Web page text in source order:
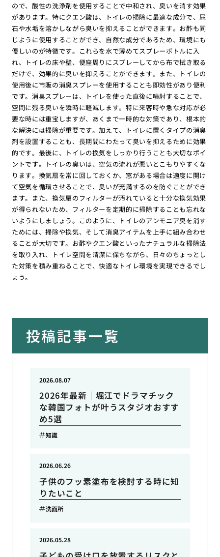
ので、酸性の洗浄剤を使用することで中和され、臭いを消す効果
があります。特にクエン酸は、トイレの掃除に最適な成分で、尿
石や水垢を溶かしながら臭いを抑えることができます。お酢も同
じように使用することができ、自然な成分であるため、環境にも
優しいのが特徴です。これらを水で薄めてスプレーボトルに入
れ、トイレの床や壁、便座周りにスプレーしてから布で拭き取る
だけで、効果的に臭いを抑えることができます。また、トイレの
使用後に市販の消臭スプレーを使用することも即効性があり便利
です。消臭スプレーは、トイレを使った直後に噴射することで、
空間に残る臭いを瞬時に軽減します。特に来客時や急な対応が必
要な時には重宝しますが、あくまで一時的な対策であり、根本的
な解決には掃除が重要です。加えて、トイレに置くタイプの消臭
剤を設置することも、長期間にわたって臭いを抑えるために効果
的です。最後に、トイレの換気をしっかり行うことも大切なポイ
ントです。トイレの臭いは、空気の流れが悪いとこもりやすくな
ります。換気扇を常に回しておくか、窓がある場合は適度に開け
て空気を循環させることで、臭いが充満するのを防ぐことができ
ます。また、換気扇のフィルターが汚れていると十分な換気効果
が得られないため、フィルターを定期的に掃除することも忘れな
いようにしましょう。このように、トイレのアンモニア臭を消す
ためには、掃除や換気、そして消臭アイテムを上手に組み合わせ
ることが大切です。お酢やクエン酸といったナチュラルな掃除法
を取り入れ、トイレ空間を清潔に保ちながら、日々のちょっとし
た対策を積み重ねることで、快適なトイレ環境を実現できるでし
ょう。
投稿記事一覧
2026年最新｜堀江でドラマチック
な韓国フォトが叶うスタジオおすす
め5選
2026.08.07
知識
子供のフッ素塗布を検討する時に知
りたいこと
2026.06.26
洗面所
2026.05.28